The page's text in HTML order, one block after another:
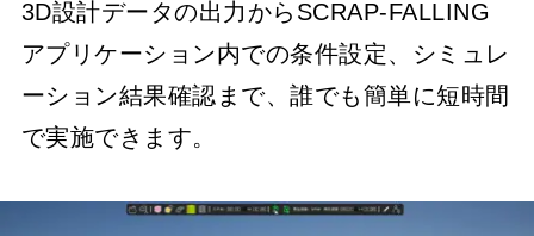
3D設計データの出力からSCRAP-FALLING
アプリケーション内での条件設定、シミュレ
ーション結果確認まで、誰でも簡単に短時間
で実施できます。